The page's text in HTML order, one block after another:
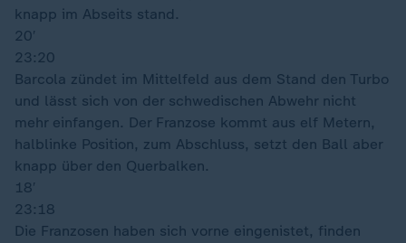
knapp im Abseits stand.
20′
23:20
Barcola zündet im Mittelfeld aus dem Stand den Turbo
und lässt sich von der schwedischen Abwehr nicht
mehr einfangen. Der Franzose kommt aus elf Metern,
halblinke Position, zum Abschluss, setzt den Ball aber
knapp über den Querbalken.
18′
23:18
Die Franzosen haben sich vorne eingenistet, finden